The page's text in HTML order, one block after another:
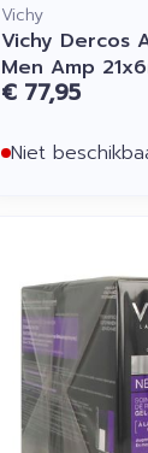
Vichy
Vichy Dercos
Men Amp
€ 77,95
Niet